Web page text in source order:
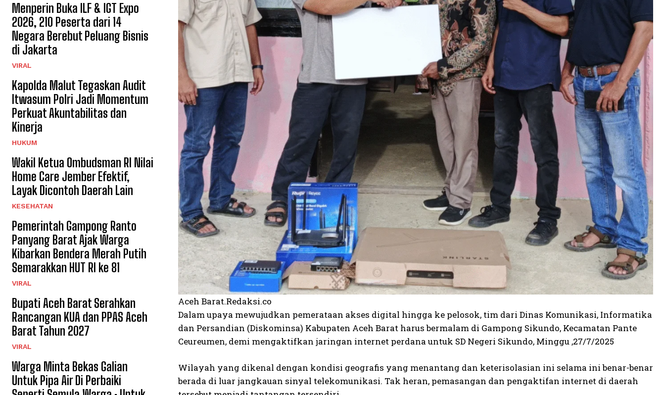
Menperin Buka ILF & IGT Expo
2026, 210 Peserta dari 14
Negara Berebut Peluang Bisnis
di Jakarta
VIRAL
Kapolda Malut Tegaskan Audit
Itwasum Polri Jadi Momentum
Perkuat Akuntabilitas dan
Kinerja
HUKUM
Wakil Ketua Ombudsman RI Nilai
Home Care Jember Efektif,
Layak Dicontoh Daerah Lain
KESEHATAN
Pemerintah Gampong Ranto
Panyang Barat Ajak Warga
Kibarkan Bendera Merah Putih
Semarakkan HUT RI ke 81
VIRAL
Bupati Aceh Barat Serahkan
Rancangan KUA dan PPAS Aceh
Barat Tahun 2027
VIRAL
Warga Minta Bekas Galian
Untuk Pipa Air Di Perbaiki
Aceh Barat.Redaksi.co
Dalam upaya mewujudkan pemerataan akses digital hingga ke pelosok, tim dari Dinas Komunikasi, Informatika
dan Persandian (Diskominsa) Kabupaten Aceh Barat harus bermalam di Gampong Sikundo, Kecamatan Pante
Ceureumen, demi mengaktifkan jaringan internet perdana untuk SD Negeri Sikundo, Minggu ,27/7/2025
Wilayah yang dikenal dengan kondisi geografis yang menantang dan keterisolasian ini selama ini benar-benar
berada di luar jangkauan sinyal telekomunikasi. Tak heran, pemasangan dan pengaktifan internet di daerah